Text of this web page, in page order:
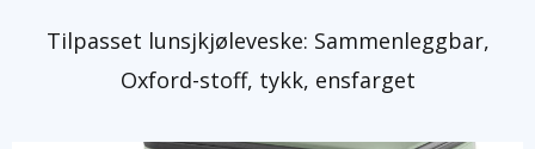
Tilpasset lunsjkjøleveske: Sammenleggbar,
Oxford-stoff, tykk, ensfarget